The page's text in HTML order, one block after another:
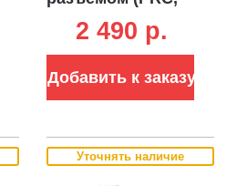
2 490 p.
Добавить к заказу
Уточнять наличие